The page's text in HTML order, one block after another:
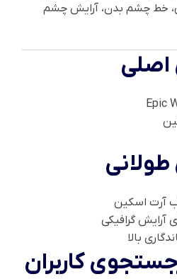
خط چشم بدن، آرایش چشم
اصلی
آرت اسکین
آرایش گرافیکی
بالا
کاربران